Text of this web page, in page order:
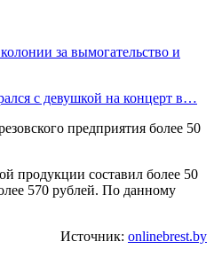
за вымогательство и
с девушкой на концерт в…
продукции составил более 50
570 рублей. По данному
Источник: onlinebrest.by